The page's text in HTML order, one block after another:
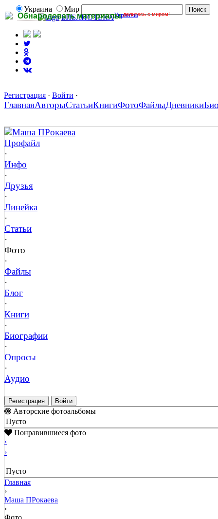
Обнародовать материалы делитесь с миром!
Украина
Мир
БИБЛИОТЕКАУкраины
Регистрация · Войти ·
ГлавнаяАвторыСтатьиКнигиФотоФайлыДневники
Маша ПРокаева
Профайл
·
Инфо
·
Друзья
·
Линейка
·
Статьи
·
Фото
·
Файлы
·
Блог
·
Книги
·
Биографии
·
Опросы
·
Аудио
Регистрация Войти
Авторские фотоальбомы
Пусто
Понравившиеся фото
‹
›
Пусто
Главная
›
Маша ПРокаева
›